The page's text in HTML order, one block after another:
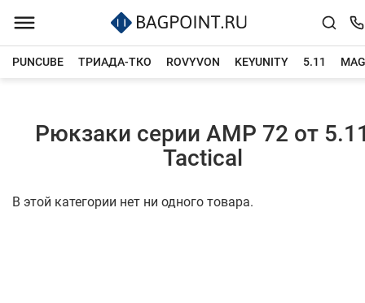
PUNCUBE ТРИАДА-ТКО ROVYVON KEYUNITY 5.11
Рюкзаки серии AMP 72 от
Tactical
В этой категории нет ни одного товара.